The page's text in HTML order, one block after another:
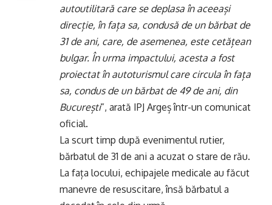
autoutilitară care se deplasa în aceeași
direcție, în fața sa, condusă de un bărbat de
31 de ani, care, de asemenea, este cetățean
bulgar. În urma impactului, acesta a fost
proiectat în autoturismul care circula în fața
sa, condus de un bărbat de 49 de ani, din
București”, arată IPJ Argeș într-un comunicat
oficial.
La scurt timp după evenimentul rutier,
bărbatul de 31 de ani a acuzat o stare de rău.
La fața locului, echipajele medicale au făcut
manevre de resuscitare, însă bărbatul a